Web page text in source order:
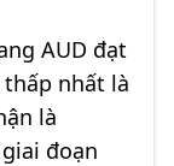
AUD đạt
thấp nhất là
là
đoạn